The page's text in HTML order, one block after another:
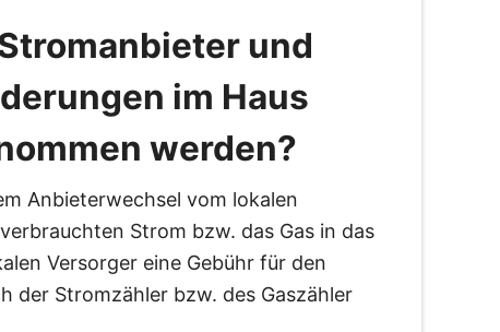
und
im Haus
werden?
Anbieterwechsel vom lokalen
Strom bzw. das Gas in das
Versorger eine Gebühr für den
der Stromzähler bzw. des Gaszähler